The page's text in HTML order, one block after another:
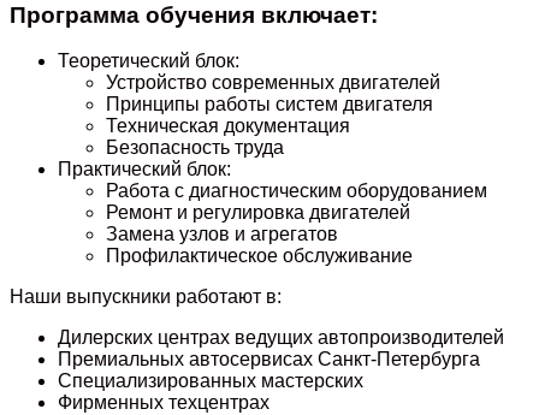
Программа обучения включает:
Теоретический блок:
Устройство современных двигателей
Принципы работы систем двигателя
Техническая документация
Безопасность труда
Практический блок:
Работа с диагностическим оборудованием
Ремонт и регулировка двигателей
Замена узлов и агрегатов
Профилактическое обслуживание
Наши выпускники работают в:
Дилерских центрах ведущих автопроизводителей
Премиальных автосервисах Санкт-Петербурга
Специализированных мастерских
Фирменных техцентрах